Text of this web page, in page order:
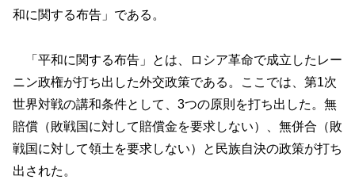
和に関する布告」である。
「平和に関する布告」とは、ロシア革命で成立したレー
ニン政権が打ち出した外交政策である。ここでは、第1次
世界対戦の講和条件として、3つの原則を打ち出した。無
賠償（敗戦国に対して賠償金を要求しない）、無併合（敗
戦国に対して領土を要求しない）と民族自決の政策が打ち
出された。